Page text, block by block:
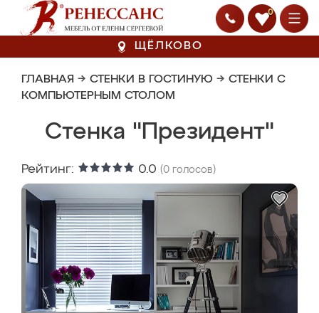
0
ЩЁЛКОВО
ГЛАВНАЯ → СТЕНКИ В ГОСТИНУЮ → СТЕНКИ С
КОМПЬЮТЕРНЫМ СТОЛОМ
Стенка "Президент"
Рейтинг: 0.0 (0 голосов)